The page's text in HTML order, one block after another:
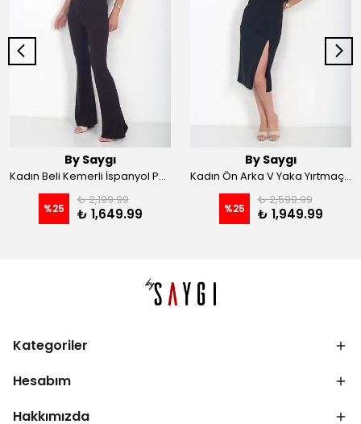
By Saygı
Kadın Beli Kemerli İspanyol Paça Likralı Krep Pantolon - Kahve
%25
₺ 2,199.99
₺ 1,649.99
By Saygı
Kadın Ön Arka V Yaka Yırtmaçlı Likralı Scuba Midi Elbise - Siyah
%25
₺ 2,599.99
₺ 1,949.99
Kategoriler
Hesabım
Hakkımızda